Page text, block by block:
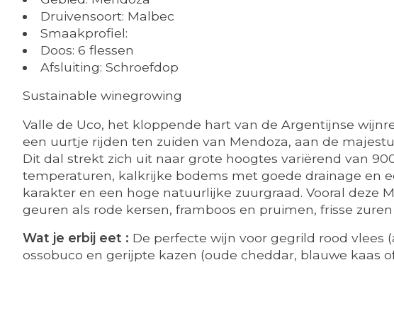
Druivensoort: Malbec
Smaakprofiel:
Doos: 6 flessen
Afsluiting: Schroefdop
Sustainable winegrowing
Valle de Uco, het kloppende hart van de Argentijnse
een uurtje rijden ten zuiden van Mendoza, aan de
Dit dal strekt zich uit naar grote hoogtes variërend van
temperaturen, kalkrijke bodems met goede drainage en
karakter en een hoge natuurlijke zuurgraad. Vooral deze
geuren als rode kersen, framboos en pruimen, frisse
Wat je erbij eet : De perfecte wijn voor gegrild rood vlees
ossobuco en gerijpte kazen (oude cheddar, blauwe kaas